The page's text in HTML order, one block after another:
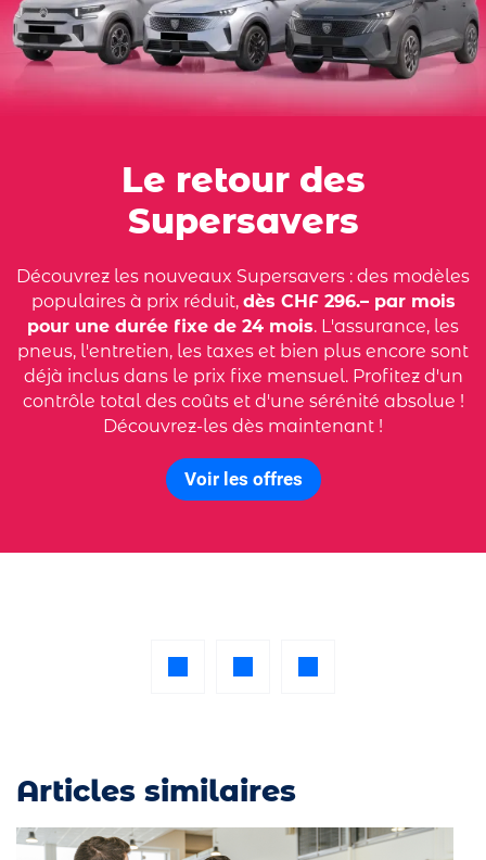
Le retour des
Supersavers
Découvrez les nouveaux Supersavers : des modèles
populaires à prix réduit, dès CHF 296.– par mois
pour une durée fixe de 24 mois. L'assurance, les
pneus, l'entretien, les taxes et bien plus encore sont
déjà inclus dans le prix fixe mensuel. Profitez d'un
contrôle total des coûts et d'une sérénité absolue !
Découvrez-les dès maintenant !
Voir les offres
Articles similaires